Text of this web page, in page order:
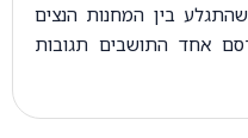
בין המחנות הנצים
אחד התושבים תגובות